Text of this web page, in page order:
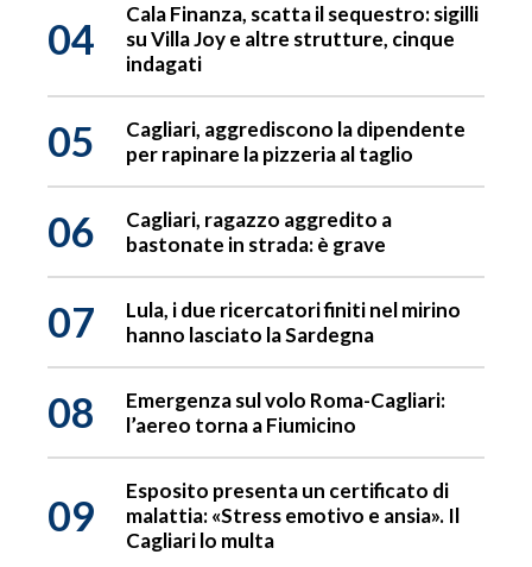
04
Cala Finanza, scatta il sequestro: sigilli
su Villa Joy e altre strutture, cinque
indagati
05
Cagliari, aggrediscono la dipendente
per rapinare la pizzeria al taglio
06
Cagliari, ragazzo aggredito a
bastonate in strada: è grave
07
Lula, i due ricercatori finiti nel mirino
hanno lasciato la Sardegna
08
Emergenza sul volo Roma-Cagliari:
l’aereo torna a Fiumicino
09
Esposito presenta un certificato di
malattia: «Stress emotivo e ansia». Il
Cagliari lo multa